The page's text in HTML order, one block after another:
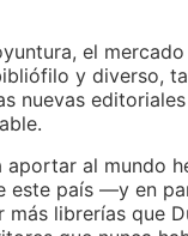
el
y diverso,
nuevas
aportar al mundo
este país —y en
más librerías que